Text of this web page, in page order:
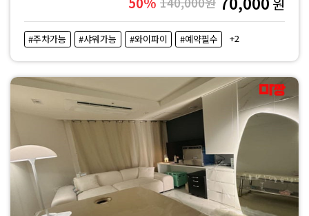
원
#주차가능 #샤워가능 #와이파이 #예약필수 +2